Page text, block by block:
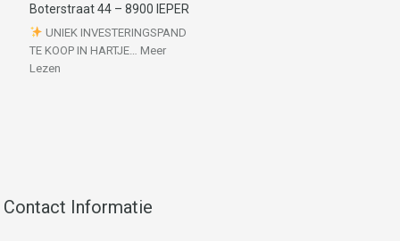
Boterstraat 44 – 8900 IEPER
UNIEK INVESTERINGSPAND
TE KOOP IN HARTJE… Meer
Lezen
Contact Informatie